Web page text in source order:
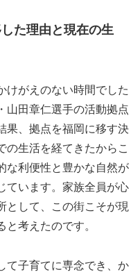
た理由と現在の生
けがえのない時間でした
山田章仁選手の活動拠点
果、拠点を福岡に移す決
の生活を経てきたからこ
な利便性と豊かな自然が
ています。家族全員が心
として、この街こそが現
考えたのです。
て子育てに専念でき、か